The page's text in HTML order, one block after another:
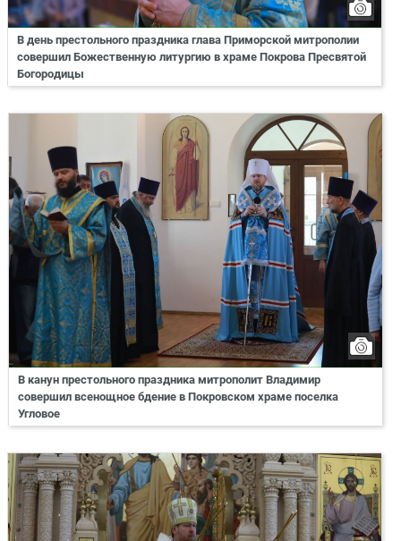
В день престольного праздника глава Приморской митрополии
совершил Божественную литургию в храме Покрова Пресвятой
Богородицы
В канун престольного праздника митрополит Владимир
совершил всенощное бдение в Покровском храме поселка
Угловое